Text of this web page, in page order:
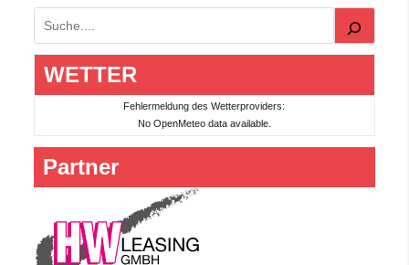
Suchen
WETTER
Fehlermeldung des Wetterproviders:
No OpenMeteo data available.
Partner